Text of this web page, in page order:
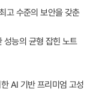
고 수준의 보안을 갖춘
능의 균형 잡힌 노트
AI 기반 프리미엄 고성